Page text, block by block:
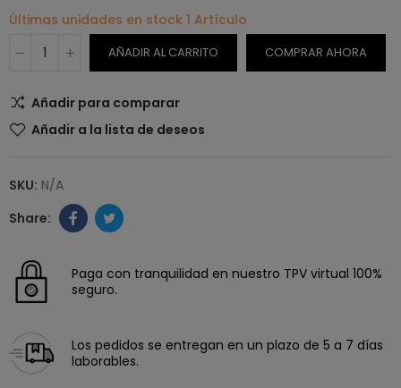
Últimas unidades en stock 1 Artículo
AÑADIR AL CARRITO COMPRAR AHORA
Añadir para comparar
Añadir a la lista de deseos
SKU: N/A
Paga con tranquilidad en nuestro TPV virtual 100%
seguro.
Los pedidos se entregan en un plazo de 5 a 7 días
laborables.